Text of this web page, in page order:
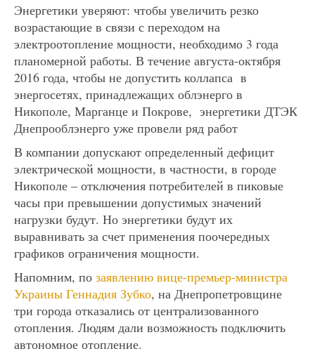
Энергетики уверяют: чтобы увеличить резко
возрастающие в связи с переходом на
электроотопление мощности, необходимо 3 года
планомерной работы. В течение августа-октября
2016 года, чтобы не допустить коллапса в
энергосетях, принадлежащих облэнерго в
Никополе, Марганце и Покрове, энергетики ДТЭК
Днепрооблэнерго уже провели ряд работ
В компании допускают определенный дефицит
электрической мощности, в частности, в городе
Никополе – отключения потребителей в пиковые
часы при превышении допустимых значений
нагрузки будут. Но энергетики будут их
выравнивать за счет применения поочередных
графиков ограничения мощности.
Напомним, по заявлению вице-премьер-министра
Украины Геннадия Зубко, на Днепропетровщине
три города отказались от централизованного
отопления. Людям дали возможность подключить
автономное отопление.